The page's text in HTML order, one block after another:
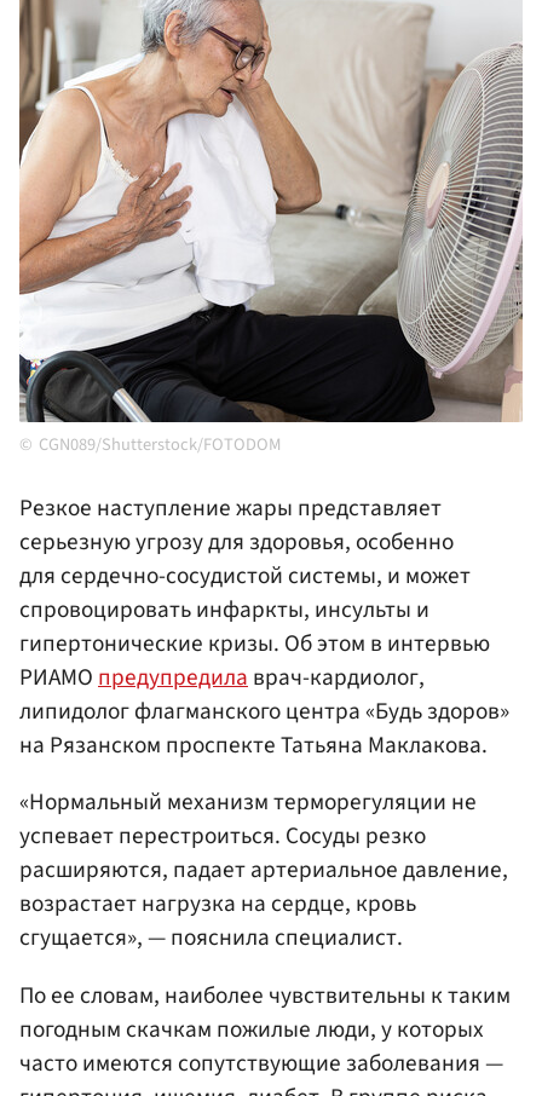
CGN089/Shutterstock/FOTODOM
Резкое наступление жары представляет
серьезную угрозу для здоровья, особенно
для сердечно-сосудистой системы, и может
спровоцировать инфаркты, инсульты и
гипертонические кризы. Об этом в интервью
РИАМОпредупредилаврач-кардиолог,
липидолог флагманского центра «Будь здоров»
на Рязанском проспекте Татьяна Маклакова.
«Нормальный механизм терморегуляции не
успевает перестроиться. Сосуды резко
расширяются, падает артериальное давление,
возрастает нагрузка на сердце, кровь
сгущается», — пояснила специалист.
По ее словам, наиболее чувствительны к таким
погодным скачкам пожилые люди, у которых
часто имеются сопутствующие заболевания —